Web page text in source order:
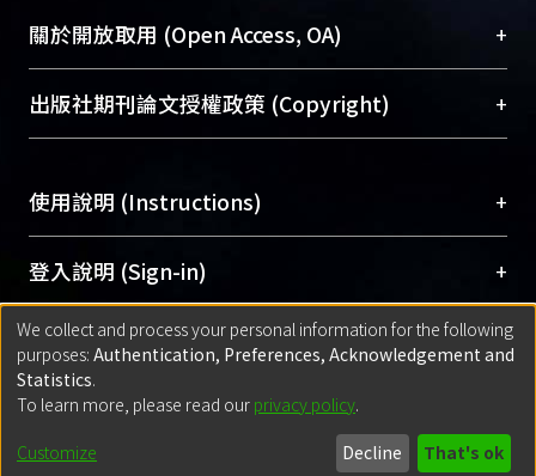
成果。
To permanently archive and promote researcher
profiles and scholarly works, Library integrates the
services of “NTU Repository” with “Academic
Sciences Library)
關於開放取用 (Open Access, OA) +
開放取用是從使用者角度提升資訊取用性的社會運
動，應用在學術研究上是透過將研究著作公開供使
用逐年攀升。同時可加速研究發展、提升研究影響
Archive）平台。 （點選深入了解OA）
出版社期刊論文授權政策 (Copyright) +
含部分內容的版權非匯入者所有，或由第三方贊
助與合作完成，請確認該版權所有者及第三方同
意提供此授權。
Please represent that the submission is your
original work, and that you have the right to
grant the rights to upload.
若欲上傳已出版的全文電子檔，可使用
policy finder
網站查詢，以確認出版單位之版權
政策。
使用說明 (Instructions) +
網站簡介(Quickstart Guide)
使用手冊(Instruction Manual)
線上預約服務(Booking Service)
登入說明 (Sign-in) +
方案一：臺灣大學計算機中心帳號登入
(With C&INC Email Account)
方案二：ORCID帳號登入(With ORCID)
匯入著作 (Submission) +
方案一：定期更新ORCID者，以ID匯入
for identifier (ORCID))
Built withDSpace-CRIS software
- Extension maintained and optimized
We collect and process your personal information for the following
purposes: Authentication, Preferences, Acknowledgement and
Statistics.
To learn more, please read our privacy policy.
Customize Decline That's ok